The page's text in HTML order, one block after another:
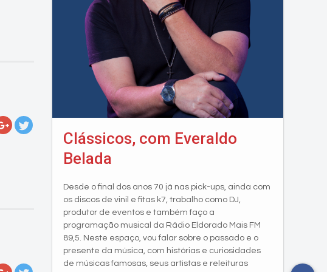
Clássicos, com Everaldo
Belada
Desde o final dos anos 70 já nas pick-ups, ainda com
os discos de vinil e fitas k7, trabalho como DJ,
produtor de eventos e também faço a
programação musical da Rádio Eldorado Mais FM
89,5. Neste espaço, vou falar sobre o passado e o
presente da música, com histórias e curiosidades
de músicas famosas, seus artistas e releituras